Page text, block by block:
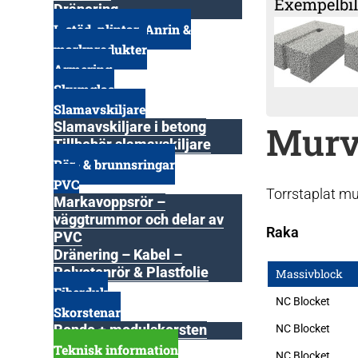
Torrstaplat
Raka
Massivblock
NC Blocket
NC Blocket
NC Blocket
Dränering
L-stöd, plintar, Anrin &
markprodukter
Armering
Skumglas
Slamavskiljare
Slamavskiljare i betong
Tillbehör slamavskiljare
Rör- & brunnsringar
PVC
Markavoppsrör –
väggtrummor och delar av
PVC
Dränering – Kabel –
Polyetenrör & Plastfolie
Fiberduk
Skorstenar
Rondo + modulskorsten
Teknisk information